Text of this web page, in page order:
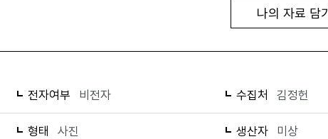
나의 자료 담기
전자여부 비전자 수집처 김정헌
형태 사진 생산자 미상